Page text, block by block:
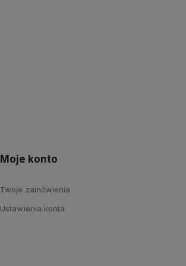
Moje konto
Twoje zamówienia
Ustawienia konta